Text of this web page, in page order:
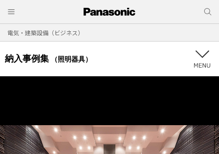
電気・建築設備（ビジネス）
納入事例集 （照明器具）